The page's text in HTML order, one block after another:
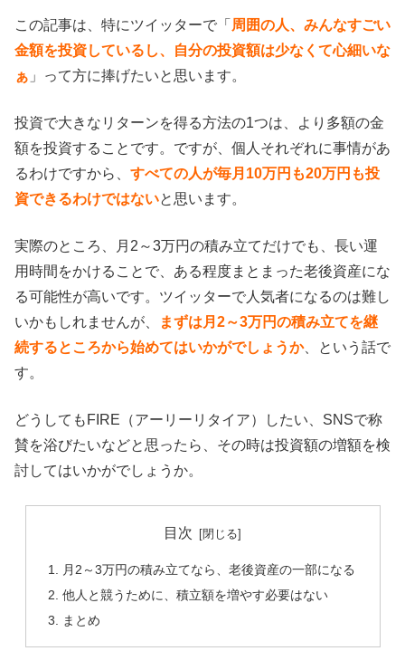
この記事は、特にツイッターで「 周囲の人、みんなすごい
金額を投資しているし、自分の投資額は少なくて心細いな
ぁ 」って方に捧げたいと思います。
投資で大きなリターンを得る方法の1つは、より多額の金
額を投資することです。ですが、個人それぞれに事情があ
るわけですから、 すべての人が毎月10万円も20万円も投
資できるわけではないと思います。
実際のところ、月2～3万円の積み立てだけでも、長い運
用時間をかけることで、ある程度まとまった老後資産にな
る可能性が高いです。ツイッターで人気者になるのは難し
いかもしれませんが、
まずは月2～3万円の積み立てを継
続するところから始めてはいかがでしょうか、という話で
す。
どうしてもFIRE（アーリーリタイア）したい、SNSで称
賛を浴びたいなどと思ったら、その時は投資額の増額を検
討してはいかがでしょうか。
目次
月2～3万円の積み立てなら、老後資産の一部になる
他人と競うために、積立額を増やす必要はない
まとめ